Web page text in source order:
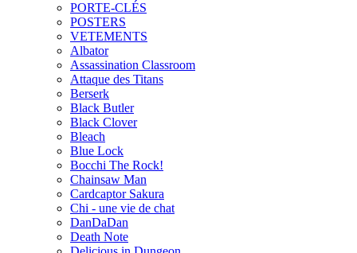
PORTE-CLÉS
POSTERS
VETEMENTS
Albator
Assassination Classroom
Attaque des Titans
Berserk
Black Butler
Black Clover
Bleach
Blue Lock
Bocchi The Rock!
Chainsaw Man
Cardcaptor Sakura
Chi - une vie de chat
DanDaDan
Death Note